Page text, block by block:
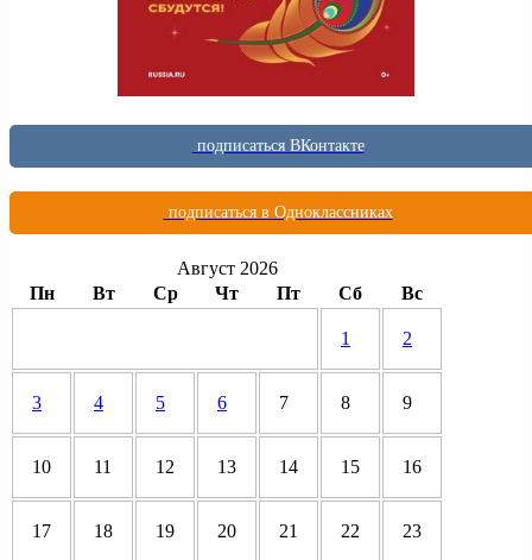
подписаться ВКонтакте
подписаться в Одноклассниках
Август 2026
Пн
Вт Ср Чт Пт Сб Вс
1 2
3 4 5 6 7 8 9
10 11 12 13 14 15 16
17 18 19 20 21 22 23